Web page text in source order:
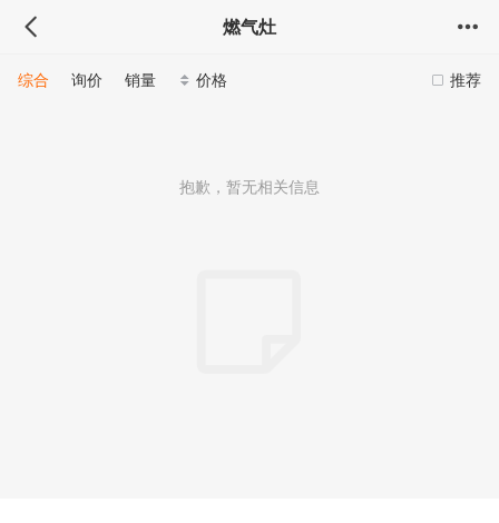
燃气灶
推荐
综合 询价 销量 价格
抱歉，暂无相关信息